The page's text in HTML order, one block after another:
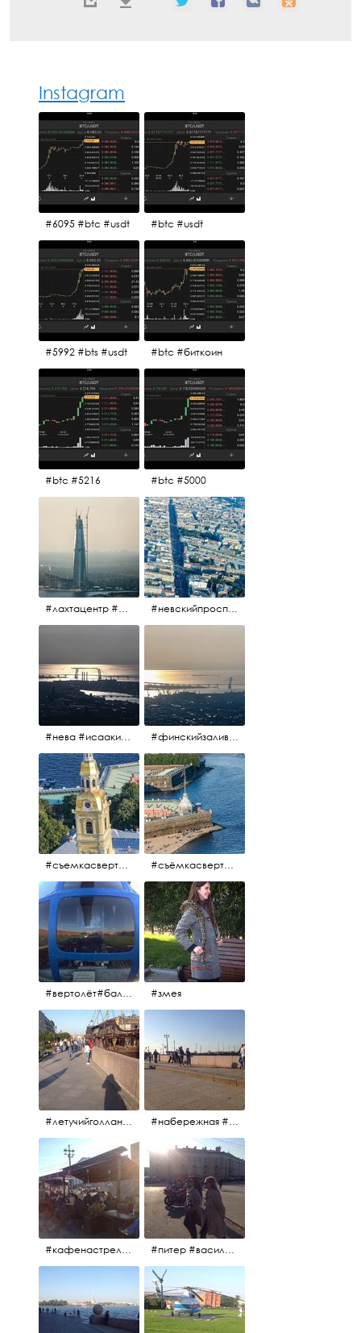
Instagram
#6095 #btc #usdt #btc #usdt
#5992 #bts #usdt #btc #биткоин
#btc #5216 #btc #5000
#лахтацентр #лахта #башнягазпром #газпром #башня #небоскрёбпитера #небоскрёб #финскийзалив #санктпетербург #невскийпроспект #центргорода #санктпетербург #осень2017 #когдапаришьнадгородом
#нева #исаакий #исаакиевскийсобор #нева #васильевскийостров #адмиралтейскийрайон #финскийзалив #дворцовыймост #небонадпитером #осень2017 #финскийзалив #маркизовалужа #нева
#съемкасвертолета #вертолёт #съёмкасвертолёта #петропавловскаякрепость #заячийостров #санктпетербург #съёмкасвертолёта #питер #петропавловскаякрепость #нева #осень2017
#вертолёт#балтийскиеавиалинии #петропавловскаякрепость #заячийостров #полётынадпитером #полётынадгородом #полёты #змея
#летучийголландец #набережнаяневы #набережная #людигуляют #биржевоймост
#кафенастрелкевасильевскогоострова #байкеры #питер #васильевскийостров #байкеры #иностранцы